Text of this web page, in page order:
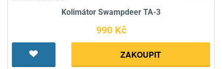
Kolimátor Swampdeer TA-3
990 Kč
ZAKOUPIT